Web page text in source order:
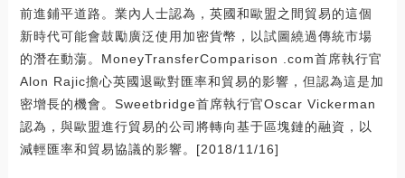
前進鋪平道路。業內人士認為，英國和歐盟之間貿易的這個
新時代可能會鼓勵廣泛使用加密貨幣，以試圖繞過傳統市場
的潛在動蕩。MoneyTransferComparison .com首席執行官
Alon Rajic擔心英國退歐對匯率和貿易的影響，但認為這是加
密增長的機會。Sweetbridge首席執行官Oscar Vickerman
認為，與歐盟進行貿易的公司將轉向基于區塊鏈的融資，以
減輕匯率和貿易協議的影響。[2018/11/16]